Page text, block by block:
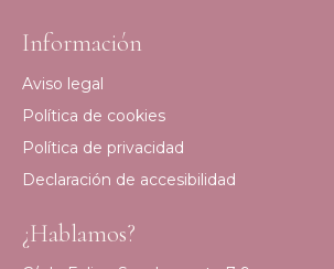
Información
Aviso legal
Política de cookies
Política de privacidad
Declaración de accesibilidad
¿Hablamos?